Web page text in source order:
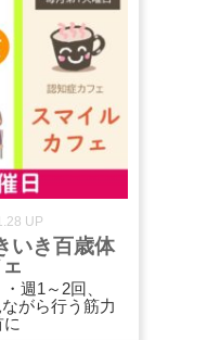
UP
き百歳体
週1～2回、
がら行う筋力